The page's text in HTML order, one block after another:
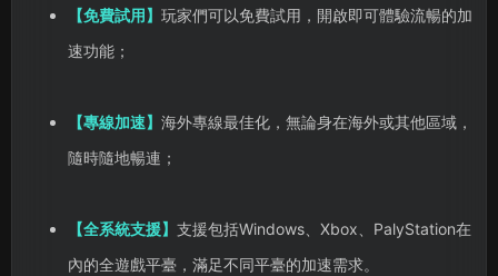
【免費試用】 玩家們可以免費試用，開啟即可體驗流暢的加
速功能；
【專線加速】 海外專線最佳化，無論身在海外或其他區域，
隨時隨地暢連；
【全系統支援】 支援包括Windows、Xbox、PalyStation在
內的全遊戲平臺，滿足不同平臺的加速需求。